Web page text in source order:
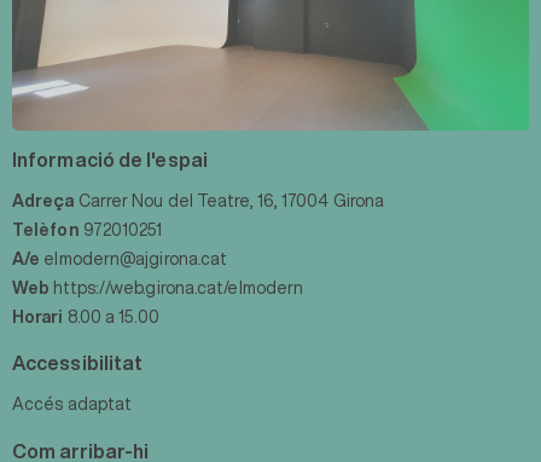
Informació de l'espai
Adreça Carrer Nou del Teatre, 16, 17004 Girona
Telèfon 972010251
A/e elmodern@ajgirona.cat
Web https://web.girona.cat/elmodern
Horari 8.00 a 15.00
Accessibilitat
Accés adaptat
Com arribar-hi